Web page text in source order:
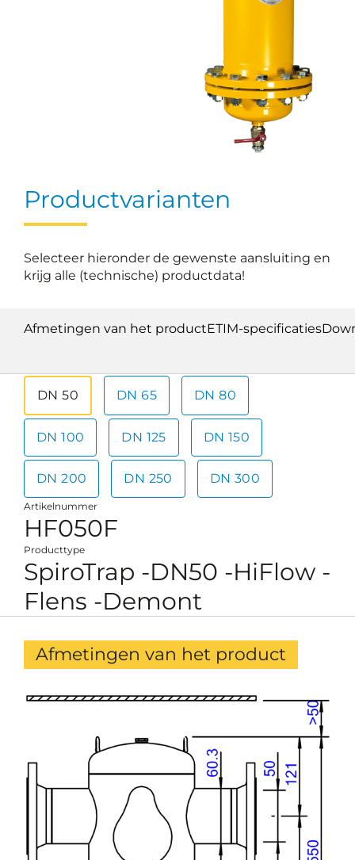
Productvarianten
Selecteer hieronder de gewenste aansluiting en
krijg alle (technische) productdata!
Afmetingen van het productETIM-specificaties
DN 50 DN 65 DN 80
DN 100 DN 125 DN 150
DN 200 DN 250 DN 300
Artikelnummer
HF050F
Producttype
SpiroTrap -DN50 -HiFlow -
Flens -Demont
Afmetingen van het product